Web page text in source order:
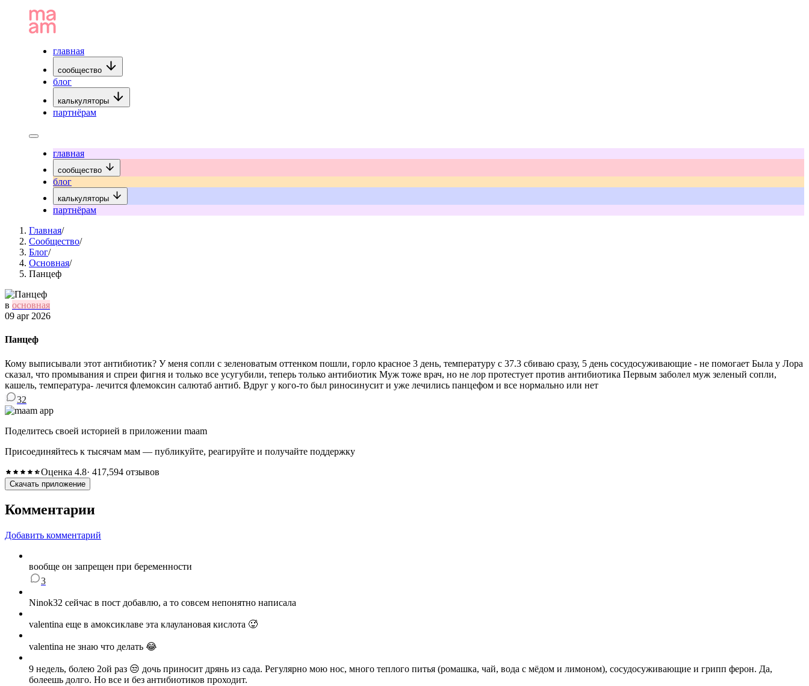
главная
сообщество
блог
калькуляторы
партнёрам
главная
сообщество
блог
калькуляторы
партнёрам
Главная/
Сообщество/
Блог/
Основная/
Панцеф
в основная
09 apr 2026
Панцеф
Кому выписывали этот антибиотик? У меня сопли с зеленоватым оттенком пошли, горло красное 3 день, температуру с 37.3 сбиваю сразу, 5 день сосудосуживающие - не помогает Была у Лора
сказал, что промывания и спреи фигня и только все усугубили, теперь только антибиотик Муж тоже врач, но не лор протестует против антибиотика Первым заболел муж зеленый сопли,
кашель, температура- лечится флемоксин салютаб антиб. Вдруг у кого-то был риносинусит и уже лечились панцефом и все нормально или нет
32
Поделитесь своей историей в приложении maam
Присоединяйтесь к тысячам мам — публикуйте, реагируйте и получайте поддержку
Оценка 4.8· 417,594 отзывов
Скачать приложение
Комментарии
Добавить комментарий
вообще он запрещен при беременности
3
Ninok32 сейчас в пост добавлю, а то совсем непонятно написала
valentina еще в амоксиклаве эта клаулановая кислота 🥵
valentina не знаю что делать 😂
9 недель, болею 2ой раз 😒 дочь приносит дрянь из сада. Регулярно мою нос, много теплого питья (ромашка, чай, вода с мёдом и лимоном), сосудосуживающие и грипп ферон. Да,
болеешь долго. Но все и без антибиотиков проходит.